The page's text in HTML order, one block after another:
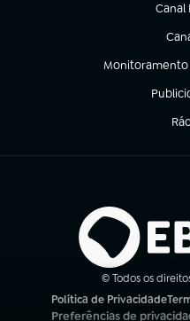
Canal
(abre
Monitoramento
(abre em nova
(abre
© Todos os
Política de Privacidade
(abre em nova aba)
Preferências de